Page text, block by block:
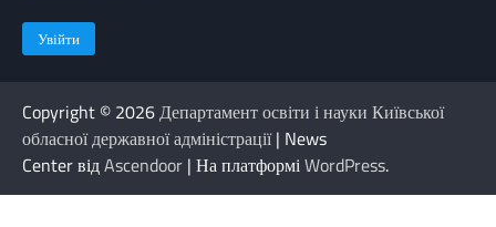
Copyright © 2026Департамент освіти і науки Київської
обласної державної адміністрації| News
Center відAscendoor | На платформіWordPress.